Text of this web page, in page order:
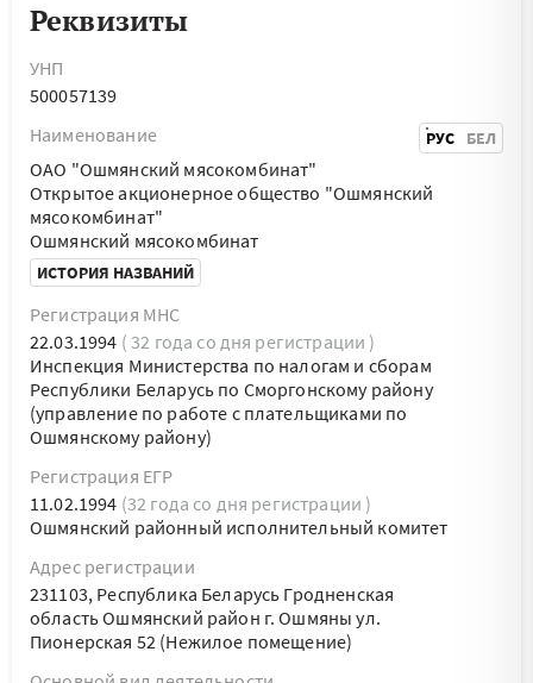
Реквизиты
УНП
500057139
Наименование
РУС БЕЛ
ОАО "Ошмянский мясокомбинат"
Открытое акционерное общество "Ошмянский
мясокомбинат"
Ошмянский мясокомбинат
ИСТОРИЯ НАЗВАНИЙ
Регистрация МНС
22.03.1994 ( 32 года со дня регистрации )
Инспекция Министерства по налогам и сборам
Республики Беларусь по Сморгонскому району
(управление по работе с плательщиками по
Ошмянскому району)
Регистрация ЕГР
11.02.1994 (32 года со дня регистрации )
Ошмянский районный исполнительный комитет
Адрес регистрации
231103, Республика Беларусь Гродненская
область Ошмянский район г. Ошмяны ул.
Пионерская 52 (Нежилое помещение)